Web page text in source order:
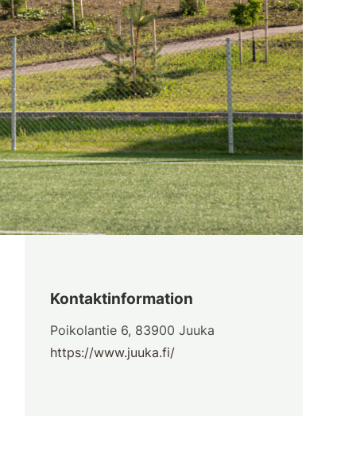
Kontaktinformation
Poikolantie 6, 83900 Juuka
https://www.juuka.fi/